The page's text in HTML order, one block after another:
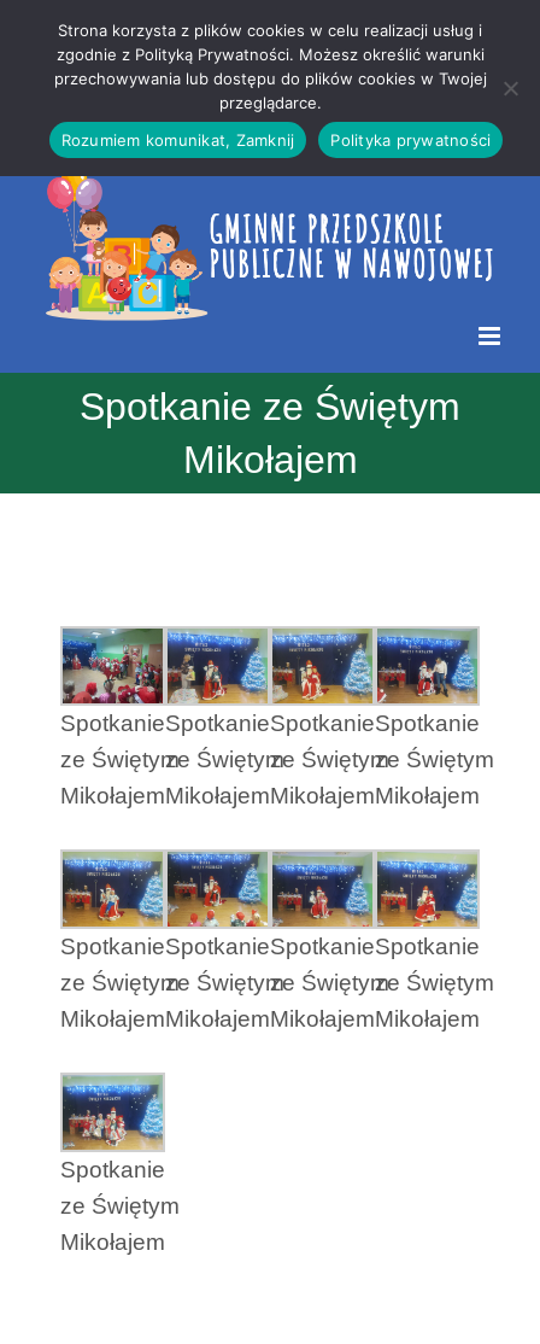
treści
strony
Spotkanie ze Świętym
Mikołajem
Spotkanie
ze Świętym
Mikołajem
Spotkanie
ze Świętym
Mikołajem
Spotkanie
ze Świętym
Mikołajem
Spotkanie
ze Świętym
Mikołajem
Spotkanie
ze Świętym
Mikołajem
Spotkanie
ze Świętym
Mikołajem
Spotkanie
ze Świętym
Mikołajem
Spotkanie
ze Świętym
Mikołajem
Spotkanie
ze Świętym
Mikołajem
Strona korzysta z plików cookies w celu realizacji usług i
zgodnie z Polityką Prywatności. Możesz określić warunki
przechowywania lub dostępu do plików cookies w Twojej
przeglądarce.
Rozumiem komunikat, Zamknij
Polityka prywatności